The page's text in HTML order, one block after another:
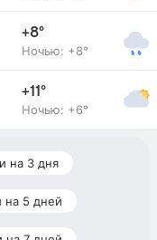
+8°
Ночью: +8°
+11°
Ночью: +6°
на 3 дня
на 5 дней